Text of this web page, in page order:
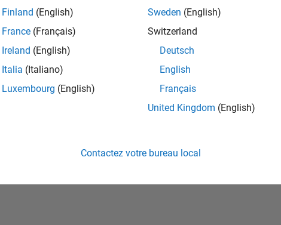
No Badges Earned
Finland (English)
France (Français)
Ireland (English)
Italia (Italiano)
Luxembourg (English)
Sweden (English)
Switzerland
Deutsch
English
Français
United Kingdom (English)
Contactez votre bureau local